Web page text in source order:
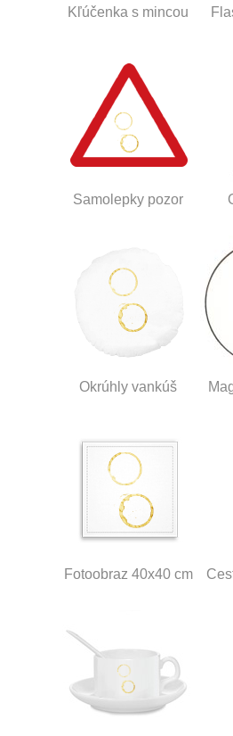
Kľúčenka s mincou
Samolepky pozor
Okrúhly vankúš
Fotoobraz 40x40 cm